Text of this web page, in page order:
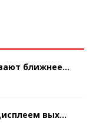
ближнее...
вых...